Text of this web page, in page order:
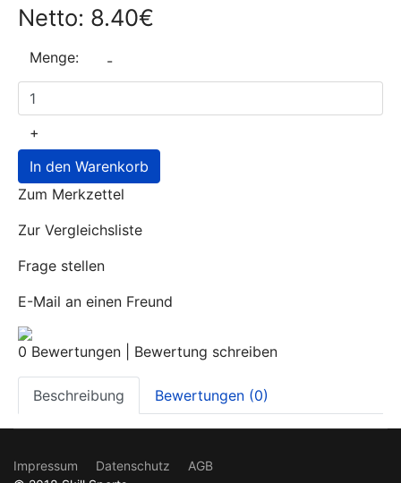
Netto: 8.40€
Menge: -
+
In den Warenkorb
Zum Merkzettel
Zur Vergleichsliste
Frage stellen
E-Mail an einen Freund
0 Bewertungen Bewertung schreiben
Beschreibung Bewertungen (0)
Impressum Datenschutz
AGB